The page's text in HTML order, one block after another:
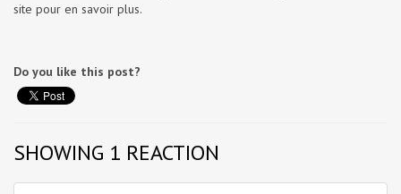
site pour en savoir plus.
Do you like this post?
SHOWING 1 REACTION